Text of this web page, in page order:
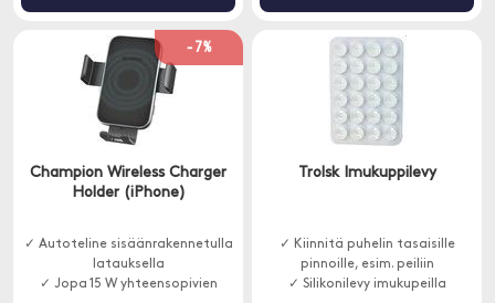
-7%
Champion Wireless Charger
Holder (iPhone)
✓ Autoteline sisäänrakennetulla
latauksella
✓ Jopa 15 W yhteensopivien
Trolsk Imukuppilevy
✓ Kiinnitä puhelin tasaisille
pinnoille, esim. peiliin
✓ Silikonilevy imukupeilla